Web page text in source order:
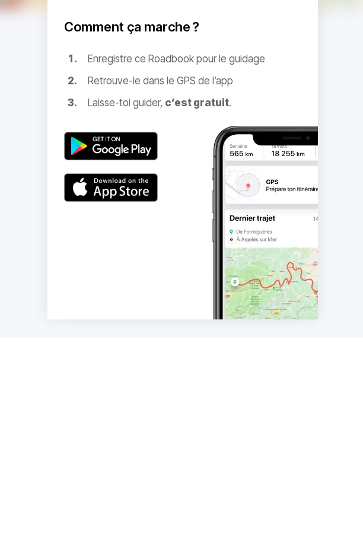
Comment ça marche ?
Enregistre ce Roadbook pour le guidage
Retrouve-le dans le GPS de l’app
Laisse-toi guider, c’est gratuit.